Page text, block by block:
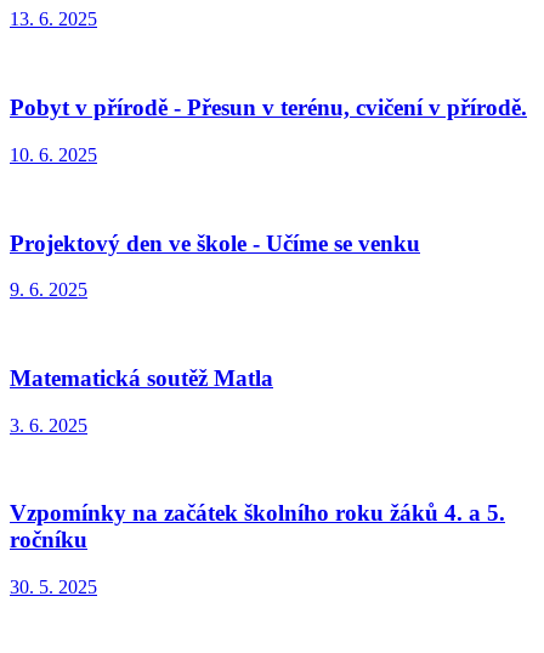
13. 6. 2025
Pobyt v přírodě - Přesun v terénu, cvičení v přírodě.
10. 6. 2025
Projektový den ve škole - Učíme se venku
9. 6. 2025
Matematická soutěž Matla
3. 6. 2025
Vzpomínky na začátek školního roku žáků 4. a 5.
ročníku
30. 5. 2025